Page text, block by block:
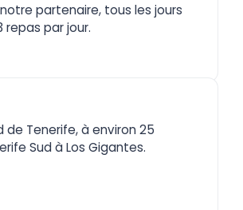
partenaire, tous les jours
par jour.
Tenerife, à environ 25
Sud à Los Gigantes.